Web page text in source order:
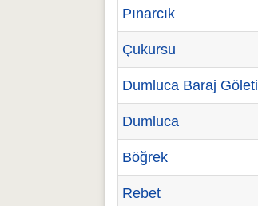
Pınarcık
Çukursu
Dumluca Baraj Göleti
Dumluca
Böğrek
Rebet